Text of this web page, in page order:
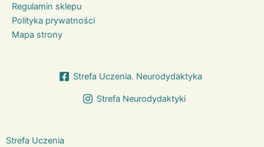
Regulamin sklepu
Polityka prywatności
Mapa strony
Strefa Uczenia. Neurodydaktyka
Strefa Neurodydaktyki
Strefa Uczenia